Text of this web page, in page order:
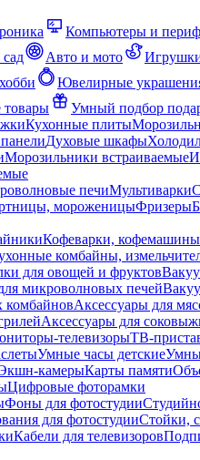
Компьютеры и
Авто и мото
Ювелирные
Умный подбор
Кухонные плиты
Духовые шкафы
Морозильники встраиваемые
печиМультиварки
мороженицыФризеры
Кофеварки, кофемашины
комбайны,
для овощей и фруктов
микроволновых печей
комбайновАксессуары для
Аксессуары для
телевизорыТВ-
Умные часы детские
камерыКарты памяти
Цифровые фоторамки
Фоны для фотостудии
для фотостудииСтойки,
Кабели для телевизоров